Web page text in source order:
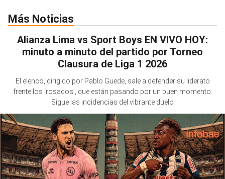
Más Noticias
Alianza Lima vs Sport Boys EN VIVO HOY:
minuto a minuto del partido por Torneo
Clausura de Liga 1 2026
El elenco, dirigido por Pablo Guede, sale a defender su liderato
frente los ‘rosados’, que están pasando por un buen momento.
Sigue las incidencias del vibrante duelo